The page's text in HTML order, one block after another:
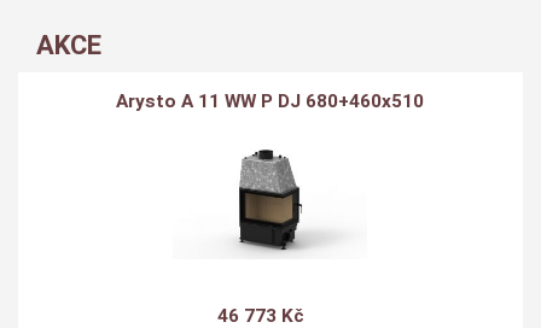
AKCE
Arysto A 11 WW P DJ 680+460x510
46 773 Kč